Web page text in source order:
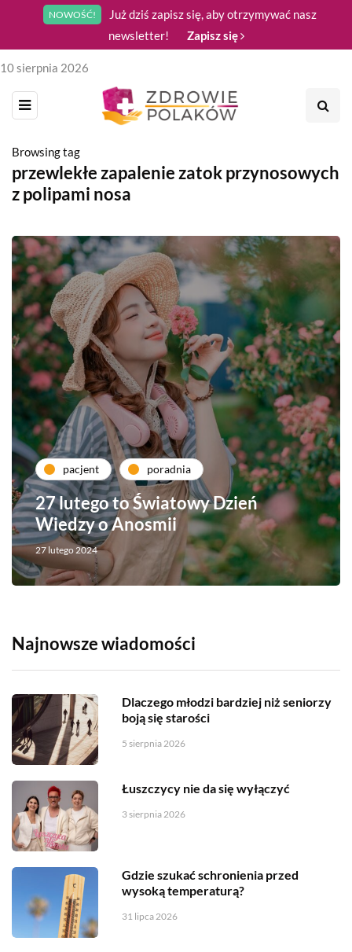
NOWOŚĆ!
Już dziś zapisz się, aby otrzymywać nasz
newsletter!
Zapisz się
10 sierpnia 2026
Browsing tag
przewlekłe zapalenie zatok przynosowych
z polipami nosa
pacjent poradnia
27 lutego to Światowy Dzień
Wiedzy o Anosmii
27 lutego 2024
Najnowsze wiadomości
Dlaczego młodzi bardziej niż seniorzy
boją się starości
5 sierpnia 2026
Łuszczycy nie da się wyłączyć
3 sierpnia 2026
Gdzie szukać schronienia przed
wysoką temperaturą?
31 lipca 2026